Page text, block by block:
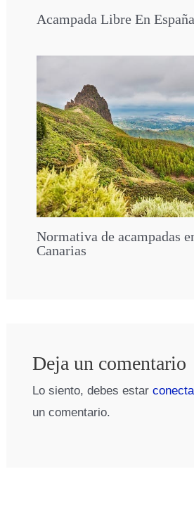
Acampada Libre En España
Normativa de acampadas
Canarias
Deja un comentario
Lo siento, debes estar
un comentario.